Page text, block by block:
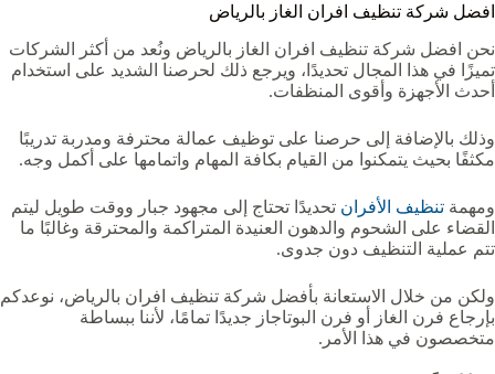
افضل شركة تنظيف افران الغاز بالرياض
نحن افضل شركة تنظيف افران الغاز بالرياض ونُعد من أكثر الشركات
تميزًا في هذا المجال تحديدًا، ويرجع ذلك لحرصنا الشديد على استخدام
أحدث الأجهزة وأقوى المنظفات.
وذلك بالإضافة إلى حرصنا على توظيف عمالة محترفة ومدربة تدريبًا
مكثفًا بحيث يتمكنوا من القيام بكافة المهام واتمامها على أكمل وجه.
ومهمة تنظيف الأفران تحديدًا تحتاج إلى مجهود جبار ووقت طويل ليتم
القضاء على الشحوم والدهون العنيدة المتراكمة والمحترقة وغالبًا ما
تتم عملية التنظيف دون جدوى.
ولكن من خلال الاستعانة بأفضل شركة تنظيف افران بالرياض، نوعدكم
بإرجاع فرن الغاز أو فرن البوتاجاز جديدًا تمامًا، لأننا ببساطة
متخصصون في هذا الأمر.